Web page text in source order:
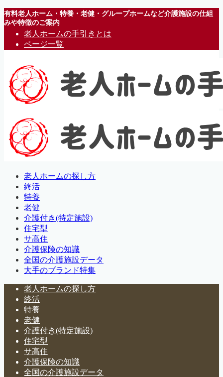
有料老人ホーム・特養・老健・グループホームなど介護施設の仕組
みや特徴のご案内
老人ホームの手引きとは
ページ一覧
老人ホームの探し方
終活
特養
老健
介護付き(特定施設)
住宅型
サ高住
介護保険の知識
全国の介護施設データ
大手のブランド特集
老人ホームの探し方
終活
特養
老健
介護付き(特定施設)
住宅型
サ高住
介護保険の知識
全国の介護施設データ